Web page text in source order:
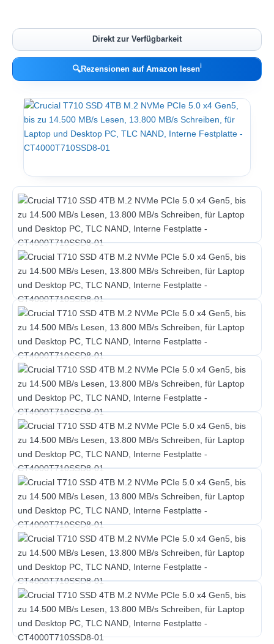
Direkt zur Verfügbarkeit
🔍Rezensionen auf Amazon lesenℹ︎